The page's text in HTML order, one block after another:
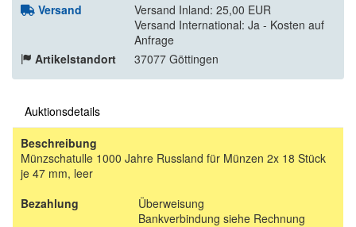
Versand
Versand Inland: 25,00 EUR
Versand International: Ja - Kosten auf
Anfrage
Artikelstandort
37077 Göttingen
Auktionsdetails
Beschreibung
Münzschatulle 1000 Jahre Russland für Münzen 2x 18 Stück
je 47 mm, leer
Bezahlung
Überweisung
Bankverbindung siehe Rechnung